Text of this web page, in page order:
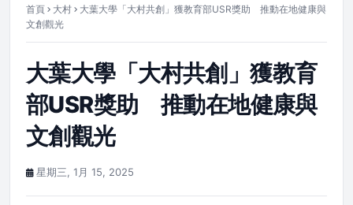
首頁 大村
大葉大學「大村共創」獲教育部USR獎助 推動在地健康與
文創觀光
大葉大學「大村共創」獲教育
部USR獎助 推動在地健康與
文創觀光
星期三, 1月 15, 2025